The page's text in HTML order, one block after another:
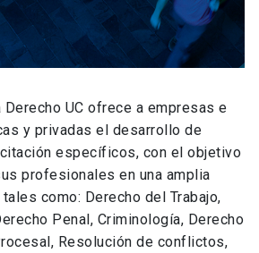
Derecho UC ofrece a empresas e
y privadas el desarrollo de
específicos, con el objetivo
profesionales en una amplia
como: Derecho del Trabajo,
Penal, Criminología, Derecho
Resolución de conflictos,